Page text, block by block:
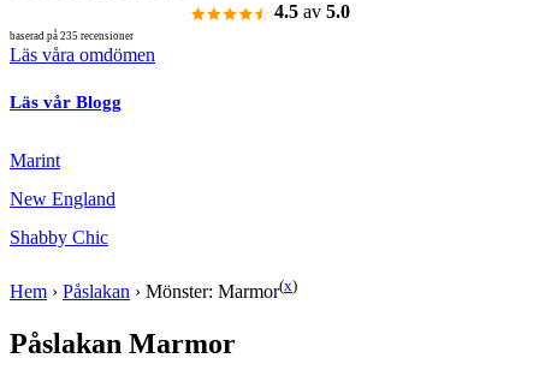
4.5 av 5.0
baserad på 235 recensioner
Läs våra omdömen
Läs vår Blogg
Marint
New England
Shabby Chic
Hem › Påslakan › Mönster: Marmor(x)
Påslakan Marmor